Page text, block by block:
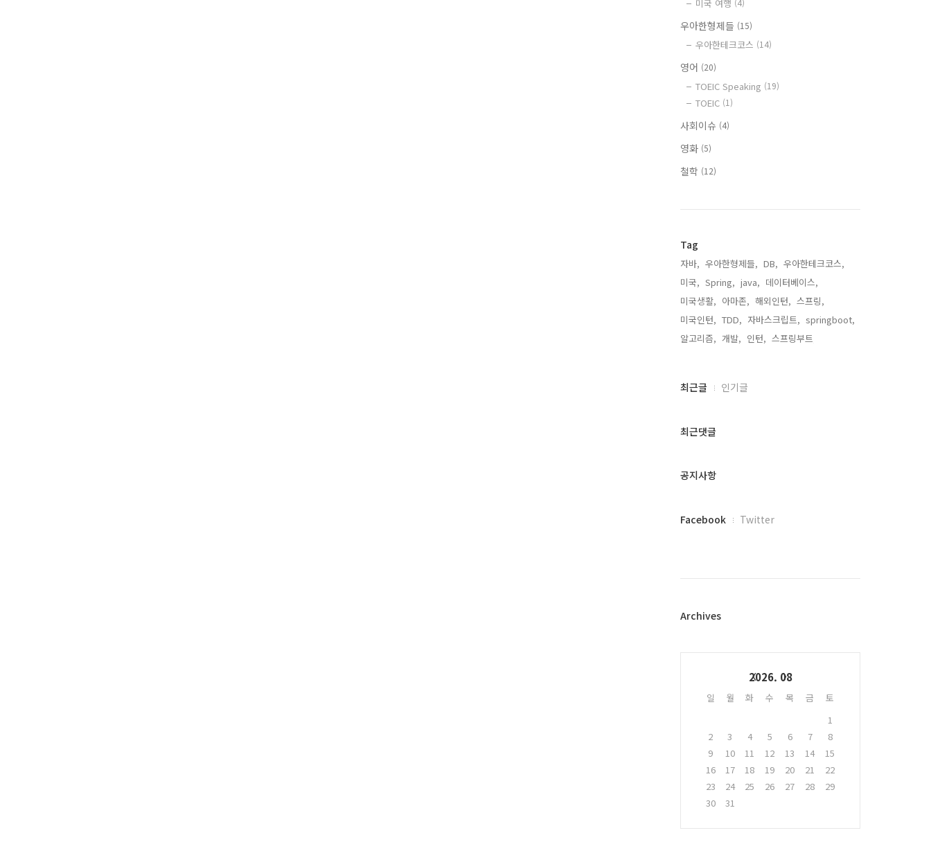
미국 여행 (4)
우아한형제들 (15)
우아한테크코스 (14)
영어 (20)
TOEIC Speaking (19)
TOEIC (1)
사회이슈 (4)
영화 (5)
철학 (12)
Tag
자바, 우아한형제들, DB, 우아한테크코스,
미국, Spring, java, 데이터베이스,
미국생활, 아마존, 해외인턴, 스프링,
미국인턴, TDD, 자바스크립트, springboot,
알고리즘, 개발, 인턴, 스프링부트,
최
과
글
최근글 인기글
최근댓글
공지사항
페
플
Facebook Twitter
Archives
2026. 08
일 월 화 수 목 금
토
1
2
3 4 5 6 7
8
9
10 11 12 13 14
15
16
17 18 19 20 21
22
23
24 25 26 27 28
29
30
31